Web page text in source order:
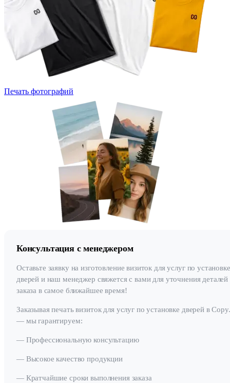
Печать фотографий
Консультация с менеджером
Оставьте заявку на изготовление визиток для услуг по установке
дверей и наш менеджер свяжется с вами для уточнения деталей
заказа в самое ближайшее время!
Заказывая печать визиток для услуг по установке дверей в
— мы гарантируем:
— Профессиональную консультацию
— Высокое качество продукции
— Кратчайшие сроки выполнения заказа